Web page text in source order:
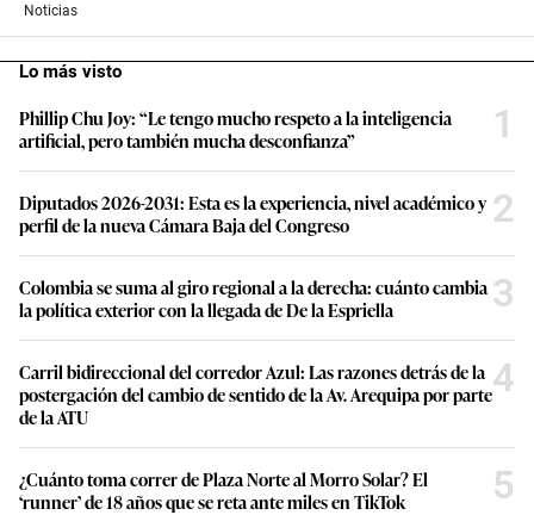
Noticias
Lo más visto
Phillip Chu Joy: “Le tengo mucho respeto a la inteligencia
artificial, pero también mucha desconfianza”
1
Diputados 2026-2031: Esta es la experiencia, nivel académico y
perfil de la nueva Cámara Baja del Congreso
2
Colombia se suma al giro regional a la derecha: cuánto cambia
la política exterior con la llegada de De la Espriella
3
Carril bidireccional del corredor Azul: Las razones detrás de la
postergación del cambio de sentido de la Av. Arequipa por parte
de la ATU
4
¿Cuánto toma correr de Plaza Norte al Morro Solar? El
‘runner’ de 18 años que se reta ante miles en TikTok
5